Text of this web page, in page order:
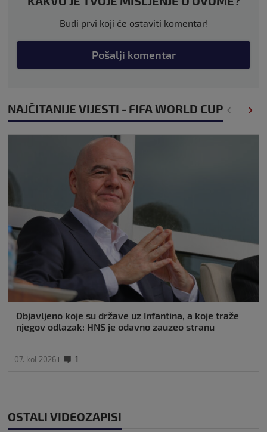
Budi prvi koji će ostaviti komentar!
Pošalji komentar
NAJČITANIJE VIJESTI - FIFA WORLD CUP
Objavljeno koje su države uz Infantina, a koje traže
njegov odlazak: HNS je odavno zauzeo stranu
07. kol 2026 1
OSTALI VIDEOZAPISI